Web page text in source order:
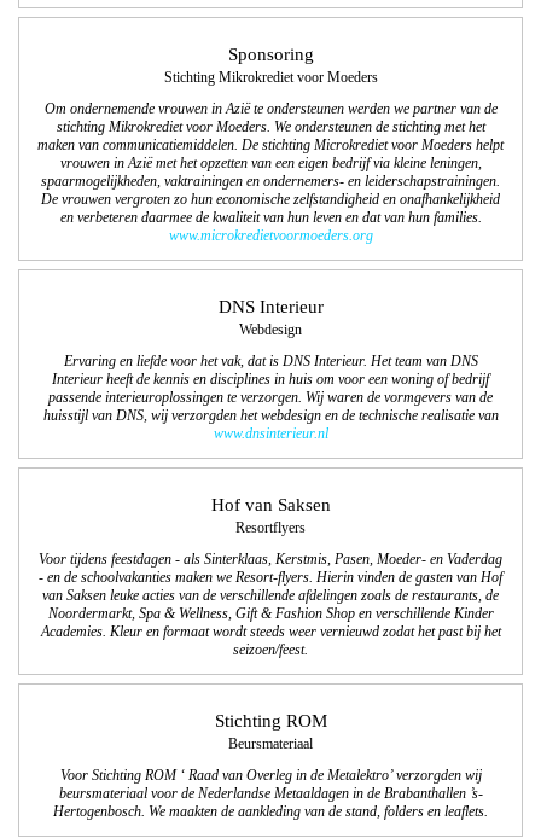
Sponsoring
Stichting Mikrokrediet voor Moeders
Om ondernemende vrouwen in Azië te ondersteunen werden we partner van de
stichting Mikrokrediet voor Moeders. We ondersteunen de stichting met het
maken van communicatiemiddelen. De stichting Microkrediet voor Moeders helpt
vrouwen in Azië met het opzetten van een eigen bedrijf via kleine leningen,
spaarmogelijkheden, vaktrainingen en ondernemers- en leiderschapstrainingen.
De vrouwen vergroten zo hun economische zelfstandigheid en onafhankelijkheid
en verbeteren daarmee de kwaliteit van hun leven en dat van hun families.
www.microkredietvoormoeders.org
DNS Interieur
Webdesign
Ervaring en liefde voor het vak, dat is DNS Interieur. Het team van DNS
Interieur heeft de kennis en disciplines in huis om voor een woning of bedrijf
passende interieuroplossingen te verzorgen. Wij waren de vormgevers van de
huisstijl van DNS, wij verzorgden het webdesign en de technische realisatie van
www.dnsinterieur.nl
Hof van Saksen
Resortflyers
Voor tijdens feestdagen - als Sinterklaas, Kerstmis, Pasen, Moeder- en Vaderdag
- en de schoolvakanties maken we Resort-flyers. Hierin vinden de gasten van Hof
van Saksen leuke acties van de verschillende afdelingen zoals de restaurants, de
Noordermarkt, Spa & Wellness, Gift & Fashion Shop en verschillende Kinder
Academies. Kleur en formaat wordt steeds weer vernieuwd zodat het past bij het
seizoen/feest.
Stichting ROM
Beursmateriaal
Voor Stichting ROM ‘ Raad van Overleg in de Metalektro’ verzorgden wij
beursmateriaal voor de Nederlandse Metaaldagen in de Brabanthallen ’s-
Hertogenbosch. We maakten de aankleding van de stand, folders en leaflets.